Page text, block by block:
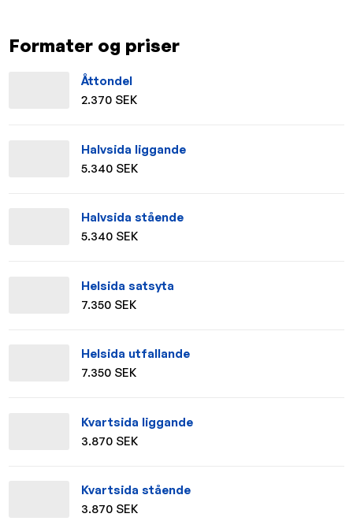
Formater og priser
Åttondel
2.370 SEK
Halvsida liggande
5.340 SEK
Halvsida stående
5.340 SEK
Helsida satsyta
7.350 SEK
Helsida utfallande
7.350 SEK
Kvartsida liggande
3.870 SEK
Kvartsida stående
3.870 SEK